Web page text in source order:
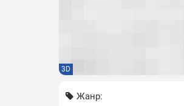
3D
Жанр: